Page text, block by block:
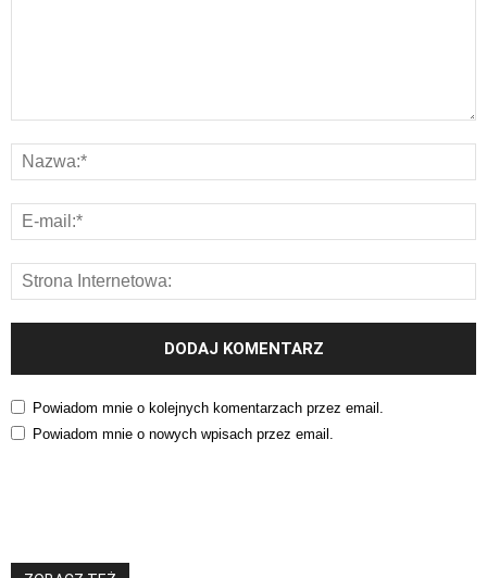
Powiadom mnie o kolejnych komentarzach przez email.
Powiadom mnie o nowych wpisach przez email.